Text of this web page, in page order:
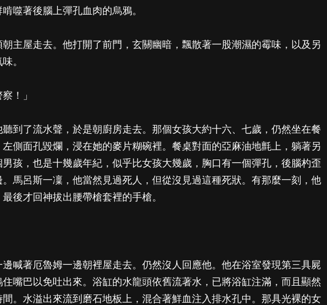
噬著後腦上彈孔血肉的烏鴉。
主屋走去。他打開了前門，玄關幽暗，飄散著一股潮濕的霉味，以及另
。
！」
到了流水聲，於是朝廚房走去。那個女孩大約十六、七歲，仍然坐在餐
側面孔毀爛，浸在她的麥片糊碗裡。餐桌對面的亞麻油地氈上，躺著另
孩，也是十幾歲年紀，似乎比女孩大幾歲，胸口有一個彈孔，後腦杓歪
。馬呂斯一凜，他當然見過死人，但從沒見過這種死狀。有那麼一刻，他
後才回神拔出腰帶槍套裡的手槍。
喊著厄魯姆一邊朝裡屋走去。仍然沒人回應他。他在浴室發現第三具屍
嘴巴以免吐出來。浴缸的水龍頭依舊流著水，已將浴缸注滿，而且顯然
間。水溢出來流到磨石地板上，混合著鮮血注入排水孔中。那具光裸的女